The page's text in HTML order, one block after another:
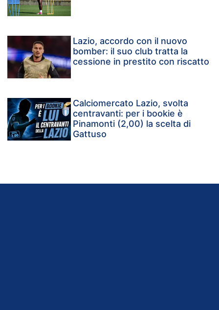
Lazio, accordo con il nuovo
bomber: il suo club tratta la
cessione in prestito con riscatto
Calciomercato Lazio, svolta
centravanti: per i bookie è
Pinamonti (2,00) la scelta di
Gattuso